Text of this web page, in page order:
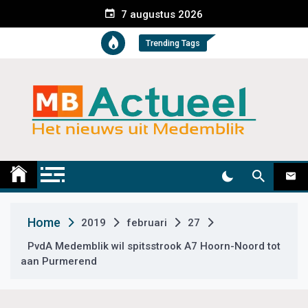
e
t
7 augustus 2026
Trending Tags
Medemblik Actueel
Home 2019 februari
27
PvdA Medemblik wil spitsstrook A7 Hoorn-Noord tot
aan Purmerend